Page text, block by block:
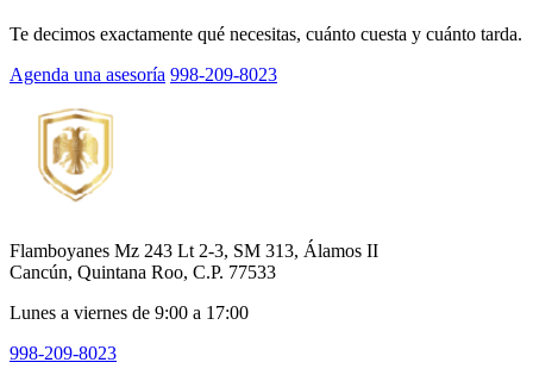
Te decimos exactamente qué necesitas, cuánto cuesta y cuánto tarda.
Agenda una asesoría 998-209-8023
Flamboyanes Mz 243 Lt 2-3, SM 313, Álamos II
Cancún, Quintana Roo, C.P. 77533
Lunes a viernes de 9:00 a 17:00
998-209-8023